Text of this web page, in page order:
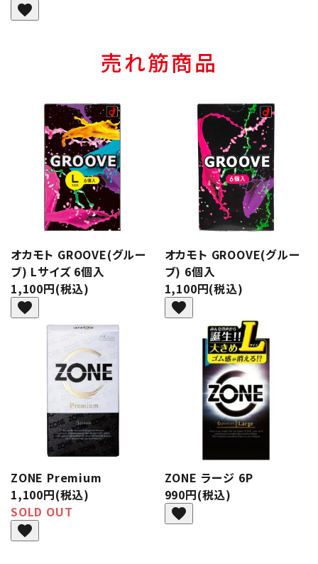
favorite
売れ筋商品
オカモト GROOVE(グルー
ブ) Lサイズ 6個入
1,100円(税込)
favorite
オカモト GROOVE(グルー
ブ) 6個入
1,100円(税込)
favorite
ZONE Premium
1,100円(税込)
SOLD OUT
favorite
ZONE ラージ 6P
990円(税込)
favorite